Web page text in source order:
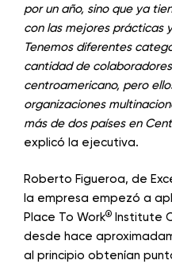
por un año, sino que ya
con las mejores prácticas
Tenemos diferentes
cantidad de
centroamericano, pero
organizaciones
más de dos países en
explicó la ejecutiva.
Roberto Figueroa, de
la empresa empezó a
Place To Work® Institute
desde hace
al principio obtenían